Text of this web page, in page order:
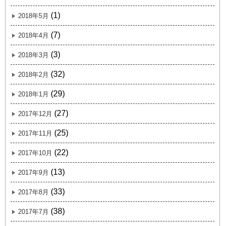
2018年5月 (1)
2018年4月 (7)
2018年3月 (3)
2018年2月 (32)
2018年1月 (29)
2017年12月 (27)
2017年11月 (25)
2017年10月 (22)
2017年9月 (13)
2017年8月 (33)
2017年7月 (38)